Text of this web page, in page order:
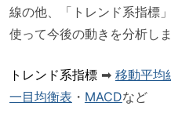
線の他、「トレンド系指標
使って今後の動きを分析しま
トレンド系指標➡ 移動平均
一目均衡表 ・ MACDなど